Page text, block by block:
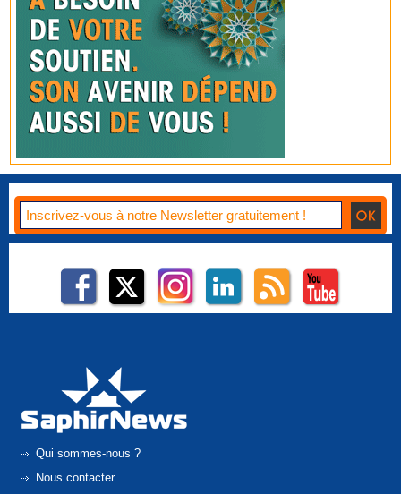
Qui sommes-nous ?
Nous contacter